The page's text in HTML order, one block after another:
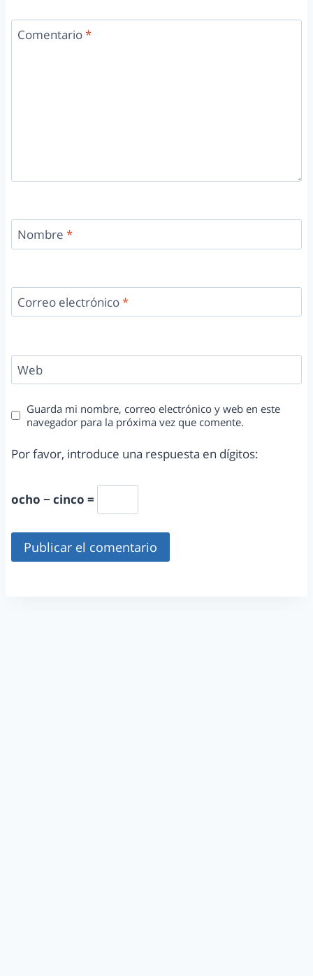
Comentario*
Nombre *
Correo electrónico*
Web
Guarda mi nombre, correo electrónico y web en este
navegador para la próxima vez que comente.
Por favor, introduce una respuesta en dígitos:
ocho − cinco =